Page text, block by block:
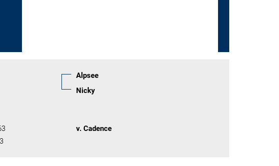
Alpsee
Nicky
v. Cadence